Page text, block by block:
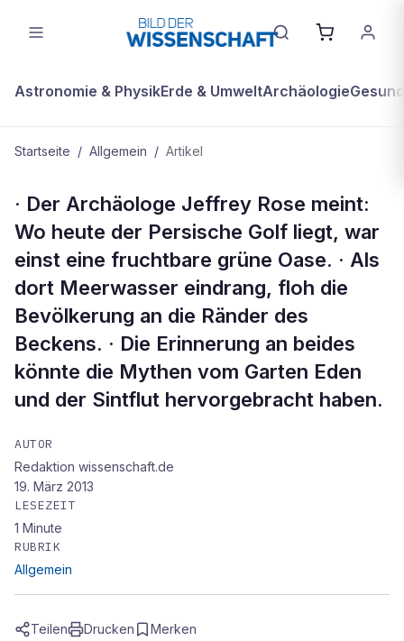
Astronomie & PhysikErde & UmweltArchäologie
Startseite / Allgemein / Artikel
Kompakt
· Der Archäologe Jeffrey Rose meint:
Wo heute der Persische Golf liegt, war
einst eine fruchtbare grüne Oase. · Als
dort Meerwasser eindrang, floh die
Bevölkerung an die Ränder des
Beckens. · Die Erinnerung an beides
könnte die Mythen vom Garten Eden
und der Sintflut hervorgebracht haben.
AUTOR
Redaktion wissenschaft.de
19. März 2013
LESEZEIT
1 Minute
RUBRIK
Allgemein
Teilen Drucken Merken